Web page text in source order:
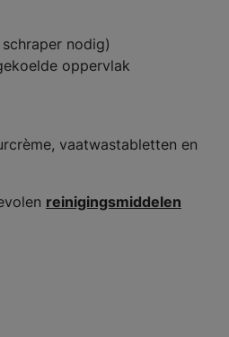
nodig)
oppervlak
vaatwastabletten en
reinigingsmiddelen